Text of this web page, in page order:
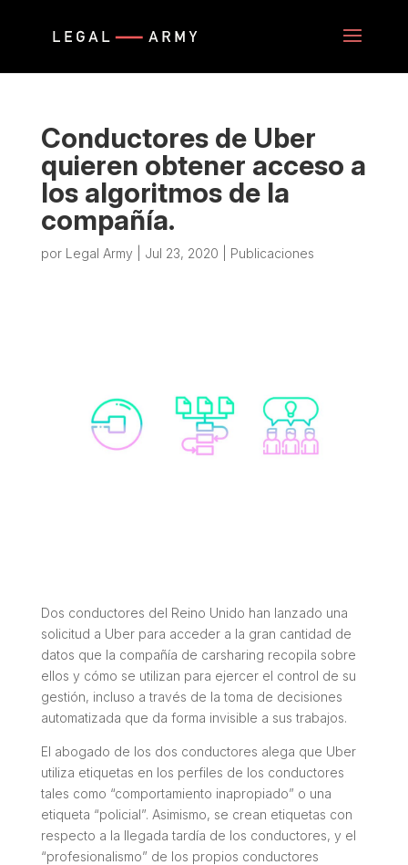
Conductores de Uber
quieren obtener acceso a
los algoritmos de la
compañía.
por Legal Army Jul 23, 2020 Publicaciones
Dos conductores del Reino Unido han lanzado una
solicitud a Uber para acceder a la gran cantidad de
datos que la compañía de carsharing recopila sobre
ellos y cómo se utilizan para ejercer el control de su
gestión, incluso a través de la toma de decisiones
automatizada que da forma invisible a sus trabajos.
El abogado de los dos conductores alega que Uber
utiliza etiquetas en los perfiles de los conductores
tales como “comportamiento inapropiado” o una
etiqueta “policial”. Asimismo, se crean etiquetas con
respecto a la llegada tardía de los conductores, y el
“profesionalismo” de los propios conductores